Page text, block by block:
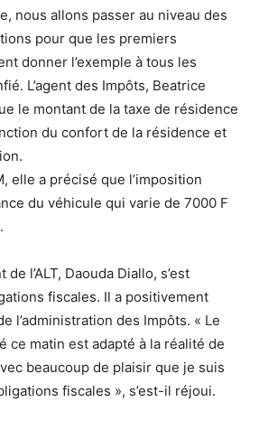
nous allons passer au niveau des
pour que les premiers
donner l’exemple à tous les
L’agent des Impôts, Beatrice
le montant de la taxe de résidence
du confort de la résidence et
elle a précisé que l’imposition
du véhicule qui varie de 7000 F
l’ALT, Daouda Diallo, s’est
fiscales. Il a positivement
l’administration des Impôts. « Le
ce matin est adapté à la réalité de
beaucoup de plaisir que je suis
fiscales », s’est-il réjoui.